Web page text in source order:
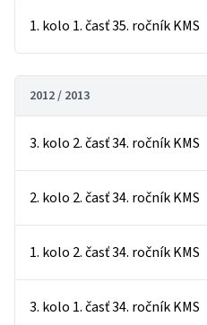
1. kolo 1. časť 35. ročník KMS
2012 / 2013
3. kolo 2. časť 34. ročník KMS
2. kolo 2. časť 34. ročník KMS
1. kolo 2. časť 34. ročník KMS
3. kolo 1. časť 34. ročník KMS